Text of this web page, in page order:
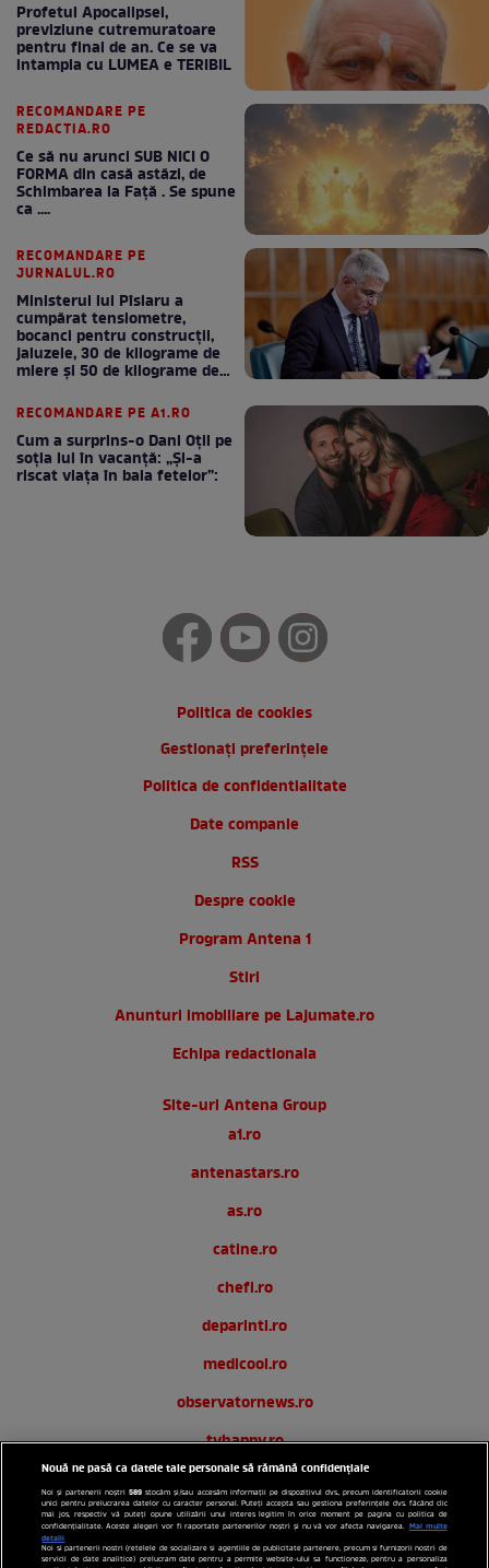
Profetul Apocalipsei,
previziune cutremuratoare
pentru final de an. Ce se va
intampla cu LUMEA e TERIBIL
RECOMANDARE PE
REDACTIA.RO
Ce să nu arunci SUB NICI O
FORMA din casă astăzi, de
Schimbarea la Față . Se spune
ca ....
RECOMANDARE PE
JURNALUL.RO
Ministerul lui Pîslaru a
cumpărat tensiometre,
bocanci pentru construcții,
jaluzele, 30 de kilograme de
miere și 50 de kilograme de
RECOMANDARE PE A1.RO
Cum a surprins-o Dani Oțil pe
soția lui în vacanță: „Și-a
riscat viața în baia fetelor”:
Politica de cookies
Gestionați preferințele
Politica de confidentialitate
Date companie
RSS
Despre cookie
Program Antena 1
Stiri
Anunturi imobiliare pe Lajumate.ro
Echipa redactionala
Site-uri Antena Group
a1.ro
antenastars.ro
as.ro
catine.ro
chefi.ro
deparinti.ro
medicool.ro
observatornews.ro
tvhappy.ro
useit.ro
zutv.ro
Trends AntenaPLAY
Nouă ne pasă ca datele tale personale să rămână confidențiale
Noi și partenerii noștri589 stocăm și/sau accesăm informații pe dispozitivul dvs., precum identificatorii cookie
unici pentru prelucrarea datelor cu caracter personal. Puteți accepta sau gestiona preferințele dvs. făcând clic
mai jos, respectiv vă puteți opune utilizării unui interes legitim în orice moment pe pagina cu politica de
confidențialitate. Aceste alegeri vor fi raportate partenerilor noștri și nu vă vor afecta navigarea. Mai multe
detalii
Noi si partenerii nostri (retelele de socializare si agentiile de publicitate partenere, precum si furnizorii nostri de
servicii de date analitice) prelucram date pentru a permite website-ului sa functioneze, pentru a personaliza